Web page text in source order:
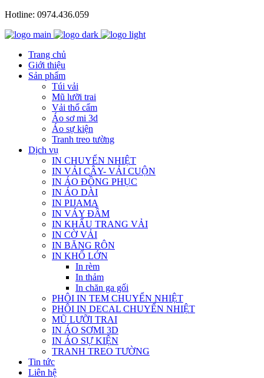
Hotline: 0974.436.059
Trang chủ
Giới thiệu
Sản phẩm
Túi vải
Mũ lưỡi trai
Vải thổ cẩm
Áo sơ mi 3d
Áo sự kiện
Tranh treo tường
Dịch vụ
IN CHUYỂN NHIỆT
IN VẢI CÂY- VẢI CUỘN
IN ÁO ĐỒNG PHỤC
IN ÁO DÀI
IN PIJAMA
IN VÁY ĐẦM
IN KHẨU TRANG VẢI
IN CỜ VẢI
IN BĂNG RÔN
IN KHỔ LỚN
In rèm
In thảm
In chăn ga gối
PHÔI IN TEM CHUYỂN NHIỆT
PHÔI IN DECAL CHUYỂN NHIỆT
MŨ LƯỠI TRAI
IN ÁO SƠMI 3D
IN ÁO SỰ KIỆN
TRANH TREO TƯỜNG
Tin tức
Liên hệ